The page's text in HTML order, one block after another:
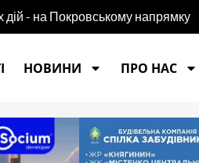
- на Покровському напрямку
НОВИНИ ПРО НАС